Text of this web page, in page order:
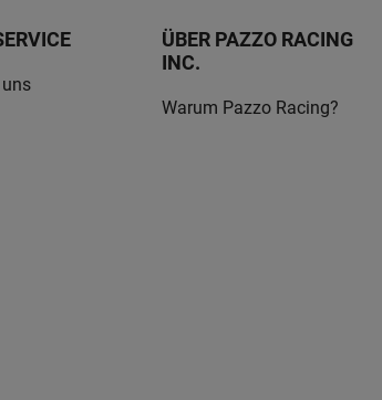
ÜBER PAZZO RACING
INC.
Warum Pazzo Racing?